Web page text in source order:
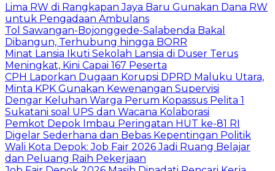
Lima RW di Rangkapan Jaya Baru Gunakan Dana RW
untuk Pengadaan Ambulans
Tol Sawangan-Bojonggede-Salabenda Bakal
Dibangun, Terhubung hingga BORR
Minat Lansia Ikuti Sekolah Lansia di Duser Terus
Meningkat, Kini Capai 167 Peserta
CPH Laporkan Dugaan Korupsi DPRD Maluku Utara,
Minta KPK Gunakan Kewenangan Supervisi
Dengar Keluhan Warga Perum Kopassus Pelita 1
Sukatani soal UPS dan Wacana Kolaborasi
Pemkot Depok Imbau Peringatan HUT ke-81 RI
Digelar Sederhana dan Bebas Kepentingan Politik
Wali Kota Depok: Job Fair 2026 Jadi Ruang Belajar
dan Peluang Raih Pekerjaan